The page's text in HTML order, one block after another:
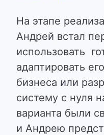
На этапе
Андрей встал
использовать
адаптировать
бизнеса или
систему с нуля
варианта были
и Андрею